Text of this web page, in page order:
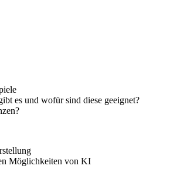
es und wofür sind diese geeignet?
Möglichkeiten von KI